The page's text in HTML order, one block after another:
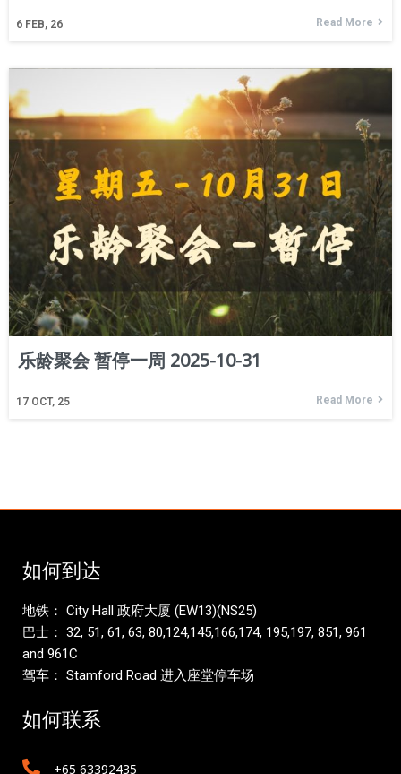
6 FEB, 26 Read More
乐龄聚会 暂停一周 2025-10-31
17 OCT, 25 Read More
如何到达
地铁： City Hall 政府大厦 (EW13)(NS25)
巴士： 32, 51, 61, 63, 80,124,145,166,174, 195,197, 851, 961
and 961C
驾车： Stamford Road 进入座堂停车场
如何联系
+65 63392435